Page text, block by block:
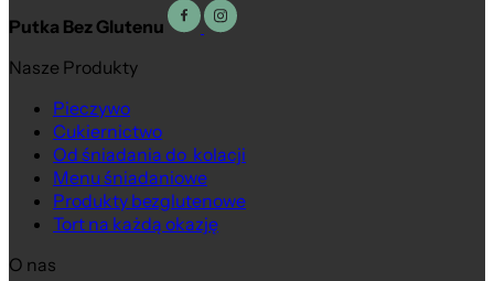
Putka Bez Glutenu
Nasze Produkty
Pieczywo
Cukiernictwo
Od śniadania do kolacji
Menu śniadaniowe
Produkty bezglutenowe
Tort na każdą okazję
O nas